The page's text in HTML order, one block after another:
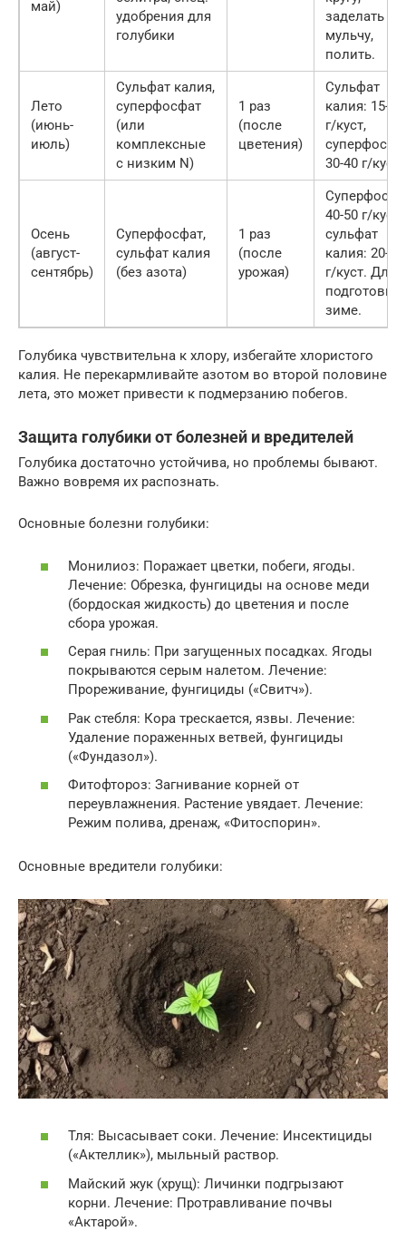
май)
удобрения для
голубики
заделать в
мульчу,
полить.
Лето
(июнь-
июль)
Сульфат калия,
суперфосфат
(или
комплексные
с низким N)
1 раз
(после
цветения)
Сульфат
калия: 15-20
г/куст,
30-40 г/куст.
Осень
(август-
сентябрь)
Суперфосфат,
сульфат калия
(без азота)
1 раз
(после
урожая)
40-50 г/куст,
сульфат
калия: 20-30
г/куст. Для
подготовки
зиме.
Голубика чувствительна к хлору, избегайте хлористого
калия. Не перекармливайте азотом во второй половине
лета, это может привести к подмерзанию побегов.
Защита голубики от болезней и вредителей
Голубика достаточно устойчива, но проблемы бывают.
Важно вовремя их распознать.
Основные болезни голубики:
Монилиоз: Поражает цветки, побеги, ягоды.
Лечение: Обрезка, фунгициды на основе меди
(бордоская жидкость) до цветения и после
сбора урожая.
Серая гниль: При загущенных посадках. Ягоды
покрываются серым налетом. Лечение:
Прореживание, фунгициды («Свитч»).
Рак стебля: Кора трескается, язвы. Лечение:
Удаление пораженных ветвей, фунгициды
(«Фундазол»).
Фитофтороз: Загнивание корней от
переувлажнения. Растение увядает. Лечение:
Режим полива, дренаж, «Фитоспорин».
Основные вредители голубики:
Тля: Высасывает соки. Лечение: Инсектициды
(«Актеллик»), мыльный раствор.
Майский жук (хрущ): Личинки подгрызают
корни. Лечение: Протравливание почвы
«Актарой».